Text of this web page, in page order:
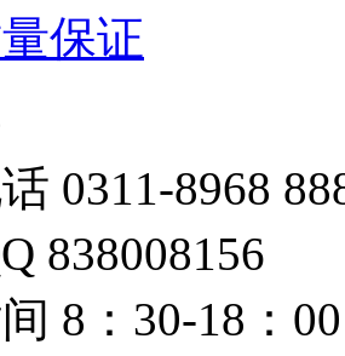
保证
0311-8968
838008156
8：30-18：00